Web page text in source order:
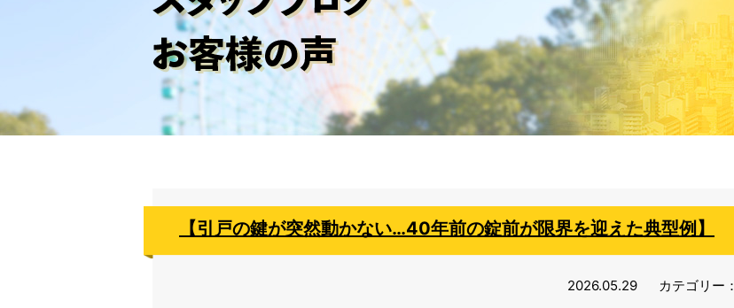
【引戸の鍵が突然動かない…40年前の錠前が限界を迎えた典型例】
2026.05.29 カテゴリー：